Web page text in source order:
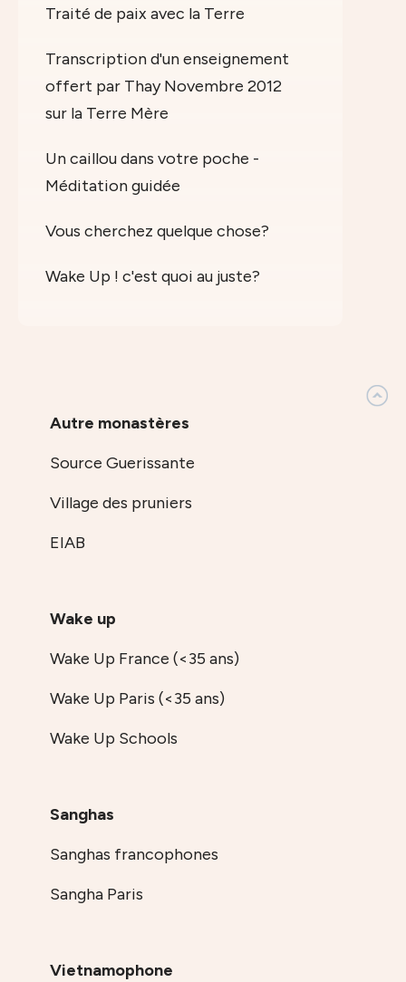
Traité de paix avec la Terre
Transcription d'un enseignement
offert par Thay Novembre 2012
sur la Terre Mère
Un caillou dans votre poche -
Méditation guidée
Vous cherchez quelque chose?
Wake Up ! c'est quoi au juste?
Autre monastères
Source Guerissante
Village des pruniers
EIAB
Wake up
Wake Up France (<35 ans)
Wake Up Paris (<35 ans)
Wake Up Schools
Sanghas
Sanghas francophones
Sangha Paris
Vietnamophone